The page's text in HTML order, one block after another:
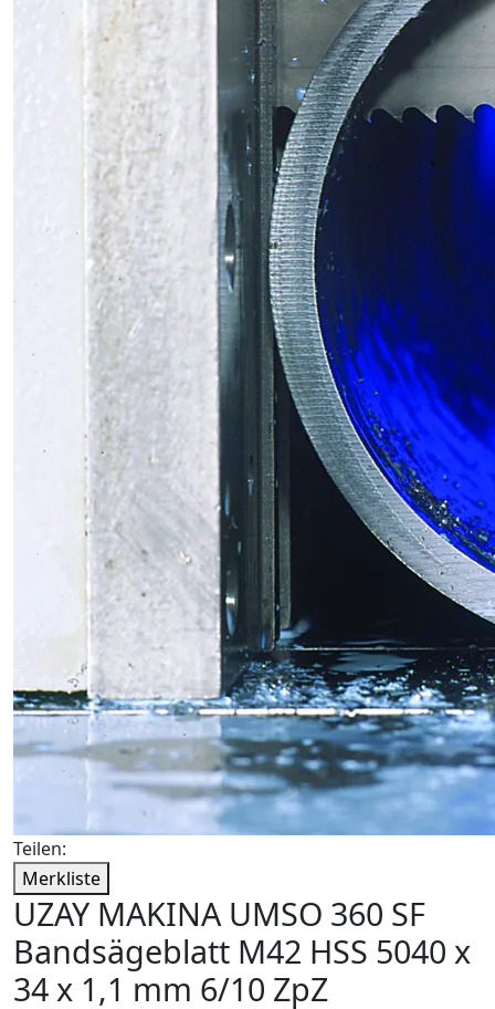
Teilen:
Merkliste
UZAY MAKINA UMSO 360 SF
Bandsägeblatt M42 HSS 5040 x
34 x 1,1 mm 6/10 ZpZ